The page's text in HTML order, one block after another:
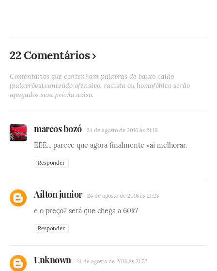
22 Comentários
Comentários que contenham palavras de baixo calão
(palavrões),conteúdo ofensivo, racista ou homofóbico serão
apagados sem prévio aviso.
marcos bozó 24 de agosto de 2016 às 21:19
EEE... parece que agora finalmente vai melhorar.
Responder
Aílton junior 24 de agosto de 2016 às 21:23
e o preço? será que chega a 60k?
Responder
Unknown 24 de agosto de 2016 às 21:57